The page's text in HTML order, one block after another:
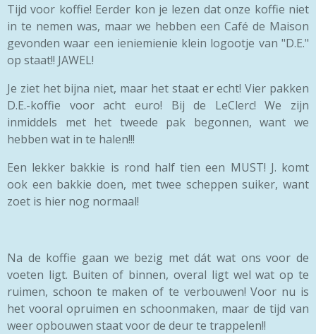
Tijd voor koffie! Eerder kon je lezen dat onze koffie niet
in te nemen was, maar we hebben een Café de Maison
gevonden waar een ieniemienie klein logootje van "D.E."
op staat!! JAWEL!
Je ziet het bijna niet, maar het staat er echt! Vier pakken
D.E.-koffie voor acht euro! Bij de LeClerc! We zijn
inmiddels met het tweede pak begonnen, want we
hebben wat in te halen!!!
Een lekker bakkie is rond half tien een MUST! J. komt
ook een bakkie doen, met twee scheppen suiker, want
zoet is hier nog normaal!
Na de koffie gaan we bezig met dát wat ons voor de
voeten ligt. Buiten of binnen, overal ligt wel wat op te
ruimen, schoon te maken of te verbouwen! Voor nu is
het vooral opruimen en schoonmaken, maar de tijd van
weer opbouwen staat voor de deur te trappelen!!